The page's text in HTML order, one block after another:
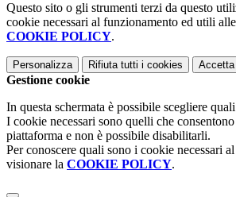
Questo sito o gli strumenti terzi da questo
cookie necessari al funzionamento ed utili
COOKIE POLICY.
Personalizza Rifiuta tutti i cookies
Gestione cookie
In questa schermata è possibile scegliere
I cookie necessari sono quelli che
piattaforma e non è possibile disabilitarli.
Per conoscere quali sono i cookie necessari
visionare la COOKIE POLICY.